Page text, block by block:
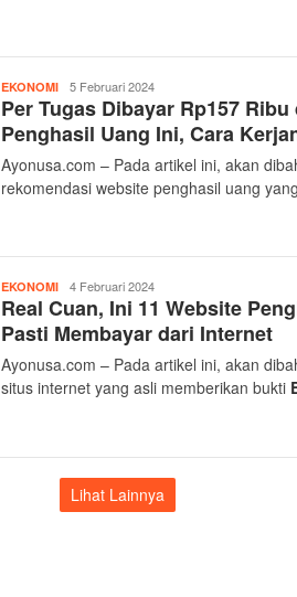
EKONOMI Yusra
Akbar
5 Februari 2024
Per Tugas Dibayar Rp157
Penghasil Uang Ini, Cara
Ayonusa.com – Pada artikel ini, akan
rekomendasi website penghasil uang
EKONOMI Yusra
Akbar
4 Februari 2024
Real Cuan, Ini 11 Website
Pasti Membayar dari Internet
Ayonusa.com – Pada artikel ini, akan
situs internet yang asli memberikan bukti
Lihat Lainnya